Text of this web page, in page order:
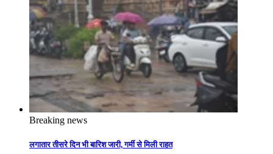
Breaking news
लगातार तीसरे दिन भी बारिश जारी, गर्मी से मिली राहत